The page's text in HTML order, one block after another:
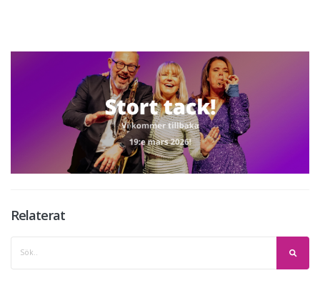
Relaterat